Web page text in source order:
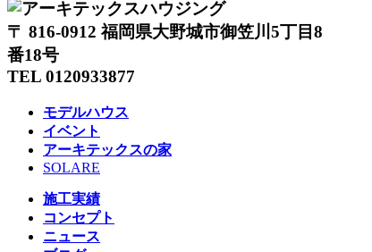
〒 816-0912 福岡県大野城市御笠川5丁目8
番18号
TEL 0120933877
モデルハウス
イベント
アーキテックスの家
SOLARE
施工実績
コンセプト
ニュース